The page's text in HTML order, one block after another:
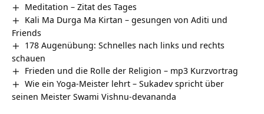
Meditation – Zitat des Tages
Kali Ma Durga Ma Kirtan – gesungen von Aditi und
Friends
178 Augenübung: Schnelles nach links und rechts
schauen
Frieden und die Rolle der Religion – mp3 Kurzvortrag
Wie ein Yoga-Meister lehrt – Sukadev spricht über
seinen Meister Swami Vishnu-devananda